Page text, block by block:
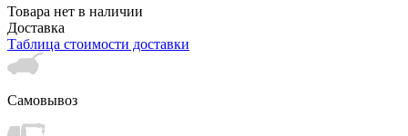
Товара нет в наличии
Доставка
Таблица стоимости доставки
Самовывоз